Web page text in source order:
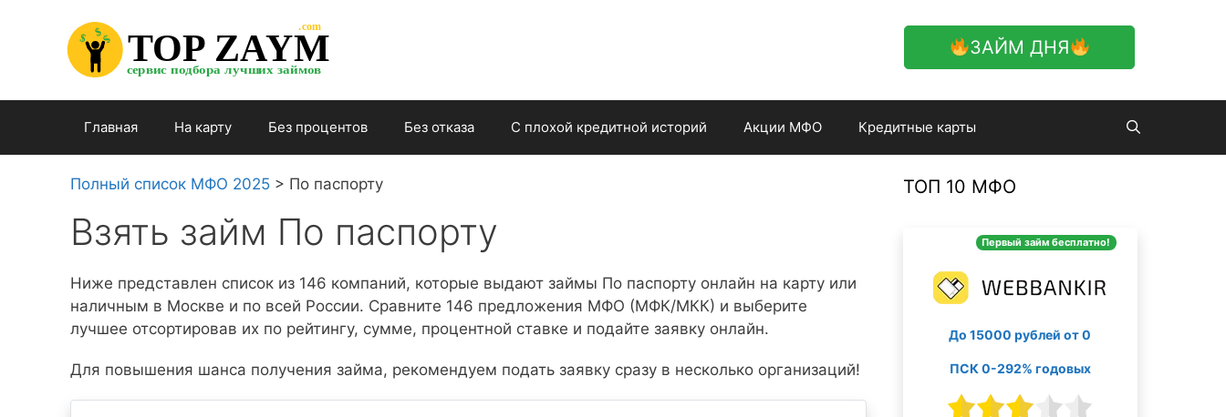
содержимому
ЗАЙМ ДНЯ
TOP ZAYM
сервис подбора лучших займов
.com
$
$
$
Главная На карту Без процентов Без отказа С плохой кредитной историй Акции МФО Кредитные карты
Полный список МФО 2025 > По паспорту
Взять займ По паспорту
Ниже представлен список из 146 компаний, которые выдают займы По паспорту онлайн на карту или
наличным в Москве и по всей России. Сравните 146 предложения МФО (МФК/МКК) и выберите
лучшее отсортировав их по рейтингу, сумме, процентной ставке и подайте заявку онлайн.
Для повышения шанса получения займа, рекомендуем подать заявку сразу в несколько организаций!
ТОП 10 МФО
Первый займ бесплатно!
До 15000 рублей от 0
ПСК 0-292% годовых